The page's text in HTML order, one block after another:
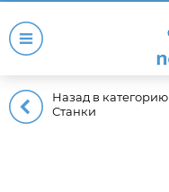
Назад в категорию
Станки